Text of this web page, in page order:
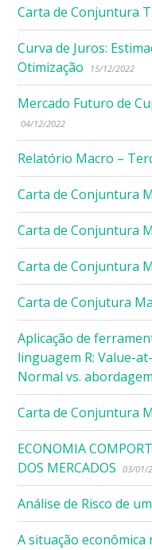
Carta de Conjuntura
Curva de Juros:
Otimização
15/12/2022
Mercado Futuro de
04/12/2022
Relatório Macro –
Carta de Conjuntura
Carta de Conjuntura
Carta de Conjuntura
Carta de Conjutura
Aplicação de
linguagem R: Value-
Normal vs. abordagem
Carta de Conjuntura
ECONOMIA
DOS MERCADOS
03/01/
Análise de Risco de
A situação econômica